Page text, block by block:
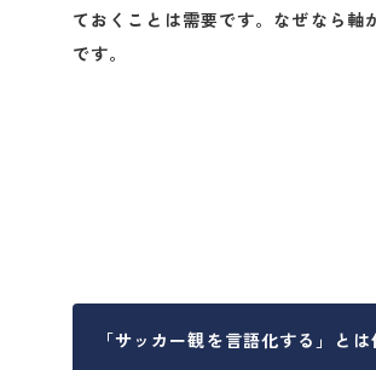
ておくことは需要です。なぜなら軸
です。
「サッカー観を言語化する」とは